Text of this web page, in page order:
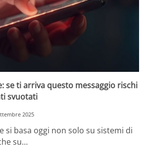
se ti arriva questo messaggio rischi
svuotati
2025
si basa oggi non solo su sistemi di
su…